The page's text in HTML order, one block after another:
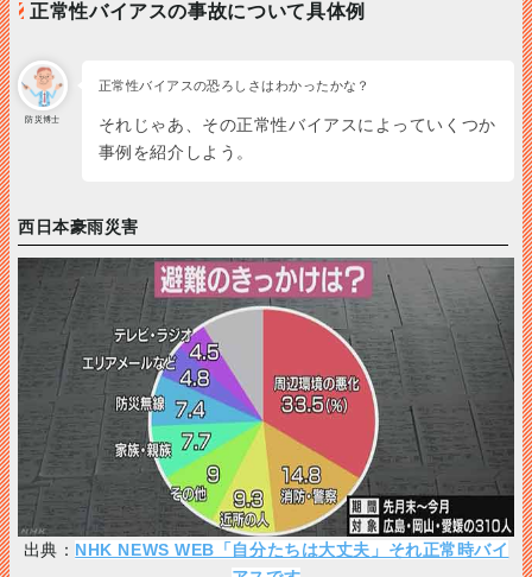
正常性バイアスの事故について具体例
防災博士
正常性バイアスの恐ろしさはわかったかな？
それじゃあ、その正常性バイアスによっていくつか
事例を紹介しよう。
西日本豪雨災害
出典： NHK NEWS WEB「自分たちは大丈夫」それ正常時バイ